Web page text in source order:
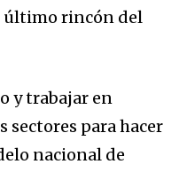
último rincón del
y trabajar en
sectores para hacer
nacional de